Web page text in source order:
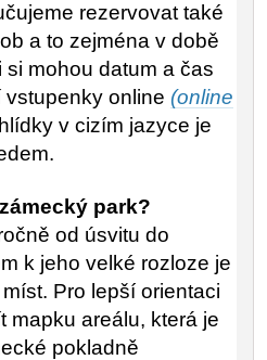
rezervovat také
a to zejména v době
mohou datum a čas
online (online
v cizím jazyce je
park?
od úsvitu do
k jeho velké rozloze je
Pro lepší orientaci
mapku areálu, která je
pokladně